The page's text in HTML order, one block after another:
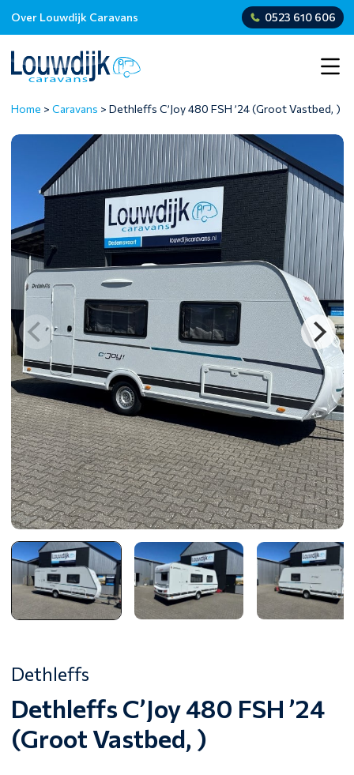
Over Louwdijk Caravans 0523 610 606
Home > Caravans > Dethleffs C’Joy 480 FSH ’24 (Groot Vastbed, )
Dethleffs
Dethleffs C’Joy 480 FSH ’24
(Groot Vastbed, )